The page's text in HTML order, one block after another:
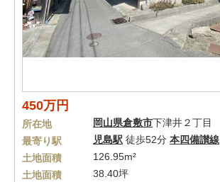
450万円
所在地 岡山県倉敷市下津井２丁目
最寄り駅
児島駅 徒歩52分 本四備讃線
土地面積
126.95m²
土地面積
38.40坪